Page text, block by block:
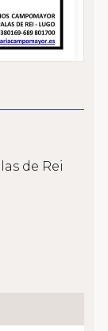
de Rei